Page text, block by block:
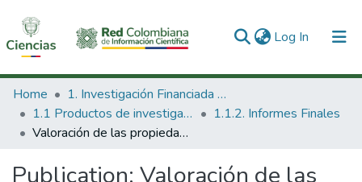
Log In (current)
Communities & Collections
All of DSpace
Home
1. Investigación Financiada con Recursos Públicos
1.1 Productos de investigación
1.1.2. Informes Finales
Valoración de las propiedades antifouling de algunas especies vegetales y marinas ají e invertebrados marinos y su posible aplicación en recubrimientos industriales.
Publication: Valoración de las